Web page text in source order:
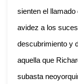
sienten el llamado
avidez a los
descubrimiento y
aquella que
subasta